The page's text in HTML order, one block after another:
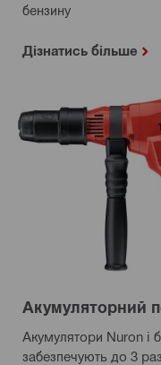
бензину
Дізнатись більше
Акумуляторний
Акумулятори Nuron і
забезпечують до 3